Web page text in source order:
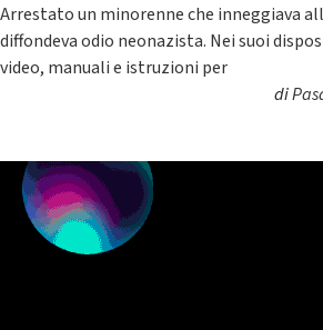
Arrestato un minorenne che inneggiava
diffondeva odio neonazista. Nei suoi
video, manuali e istruzioni per
di